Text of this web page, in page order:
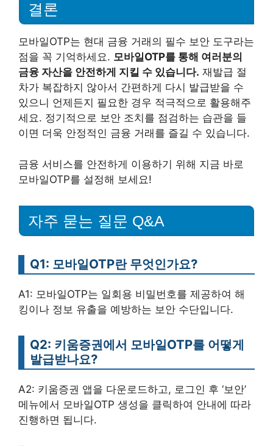
결론
모바일OTP는 현대 금융 거래의 필수 보안 도구라는
점을 꼭 기억하세요. 모바일OTP를 통해 여러분의
금융 자산을 안전하게 지킬 수 있습니다. 재발급 절
차가 복잡하지 않아서 간편하게 다시 발급받을 수
있으니 언제든지 필요한 경우 적극적으로 활용해주
세요. 정기적으로 보안 조치를 점검하는 습관을 들
이면 더욱 안정적인 금융 거래를 즐길 수 있습니다.
금융 서비스를 안전하게 이용하기 위해 지금 바로
모바일OTP를 설정해 보세요!
자주 묻는 질문 Q&A
Q1: 모바일OTP란 무엇인가요?
A1: 모바일OTP는 일회용 비밀번호를 제공하여 해
킹이나 정보 유출을 예방하는 보안 수단입니다.
Q2: 키움증권에서 모바일OTP를 어떻게
발급받나요?
A2: 키움증권 앱을 다운로드하고, 로그인 후 ‘보안’
메뉴에서 모바일OTP 생성을 클릭하여 안내에 따라
진행하면 됩니다.